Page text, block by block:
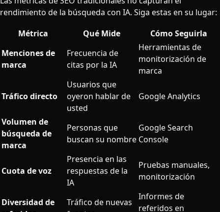
rendimiento de la búsqueda con IA. Siga estas en su lugar:
Métrica
Qué Mide
Cómo Seguirla
Menciones de
marca
Frecuencia de
citas por la IA
Herramientas de
monitorización de
marca
Tráfico directo
Usuarios que
oyeron hablar de
usted
Google Analytics
Volumen de
búsqueda de
marca
Personas que
buscan su nombre
Google Search
Console
Cuota de voz
Presencia en las
respuestas de la
IA
Pruebas manuales,
monitorización
Diversidad de
Tráfico de nuevas
Informes de
referidos en